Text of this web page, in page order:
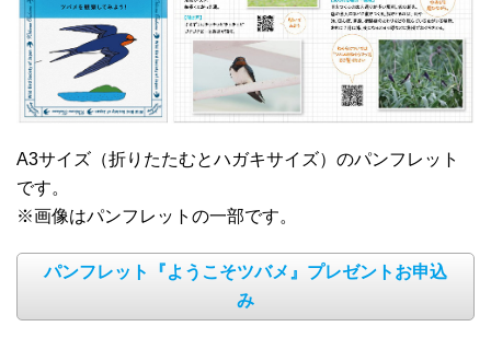
A3サイズ（折りたたむとハガキサイズ）のパンフレット
です。
※画像はパンフレットの一部です。
パンフレット『ようこそツバメ』プレゼントお申込
み